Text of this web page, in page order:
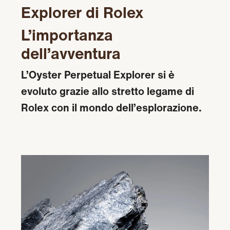
Explorer di Rolex
L’importanza
dell’avventura
L’Oyster Perpetual Explorer si è
evoluto grazie allo stretto legame di
Rolex con il mondo dell’esplorazione.